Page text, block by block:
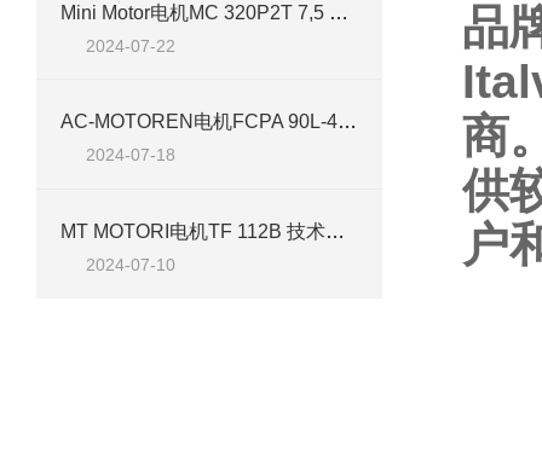
Mini Motor电机MC 320P2T 7,5 B3 技术介绍
2024-07-22
AC-MOTOREN电机FCPA 90L-4/HE 技术介绍
2024-07-18
MT MOTORI电机TF 112B 技术介绍
2024-07-10
品
商
供
户